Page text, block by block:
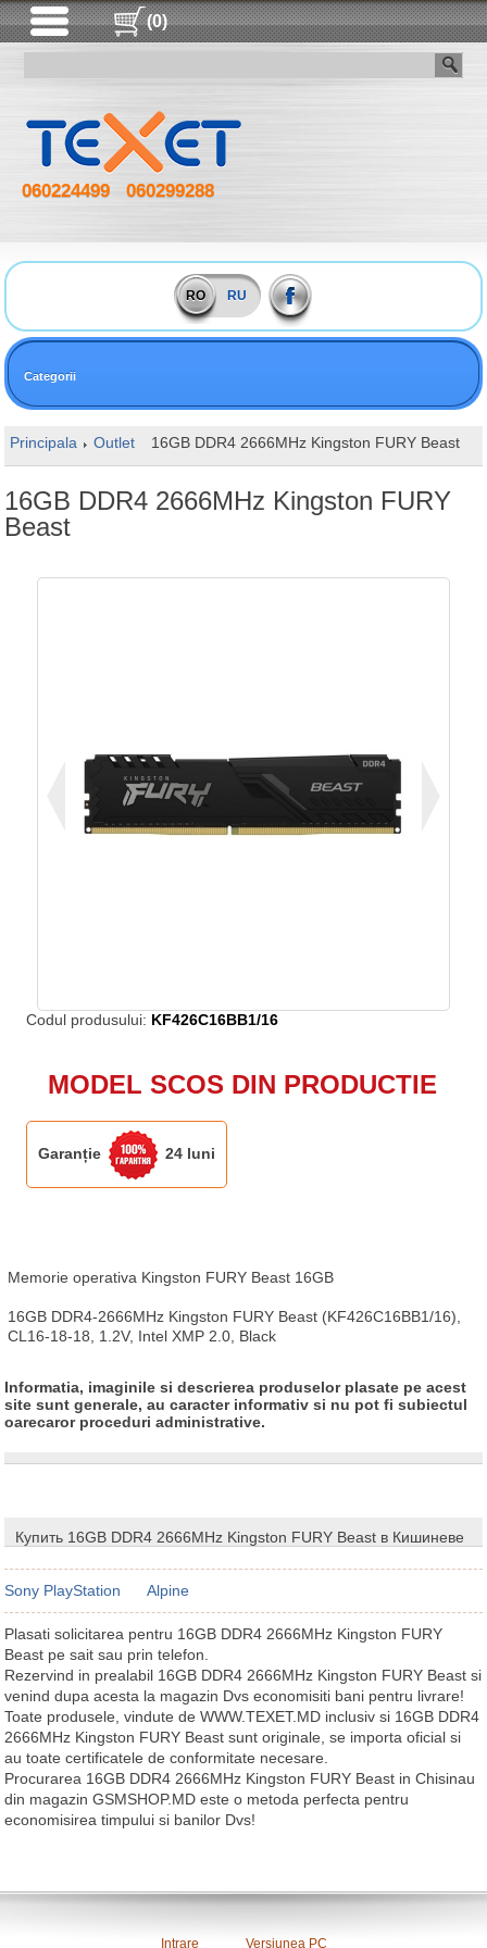
(0)
060224499 060299288
RO RU
Categorii
Principala Outlet 16GB DDR4 2666MHz Kingston FURY Beast
16GB DDR4 2666MHz Kingston FURY
Beast
Codul produsului: KF426C16BB1/16
MODEL SCOS DIN PRODUCTIE
Garanție 24 luni
Memorie operativa Kingston FURY Beast 16GB
16GB DDR4-2666MHz Kingston FURY Beast (KF426C16BB1/16),
CL16-18-18, 1.2V, Intel XMP 2.0, Black
Informatia, imaginile si descrierea produselor plasate pe acest
site sunt generale, au caracter informativ si nu pot fi subiectul
oarecaror proceduri administrative.
Купить 16GB DDR4 2666MHz Kingston FURY Beast в Кишиневе
Sony PlayStation Alpine
Plasati solicitarea pentru 16GB DDR4 2666MHz Kingston FURY
Beast pe sait sau prin telefon.
Rezervind in prealabil 16GB DDR4 2666MHz Kingston FURY Beast si
venind dupa acesta la magazin Dvs economisiti bani pentru livrare!
Toate produsele, vindute de WWW.TEXET.MD inclusiv si 16GB DDR4
2666MHz Kingston FURY Beast sunt originale, se importa oficial si
au toate certificatele de conformitate necesare.
Procurarea 16GB DDR4 2666MHz Kingston FURY Beast in Chisinau
din magazin GSMSHOP.MD este o metoda perfecta pentru
economisirea timpului si banilor Dvs!
Intrare Versiunea PC